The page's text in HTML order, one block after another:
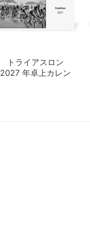
トライアスロン
2027 年卓上カレン